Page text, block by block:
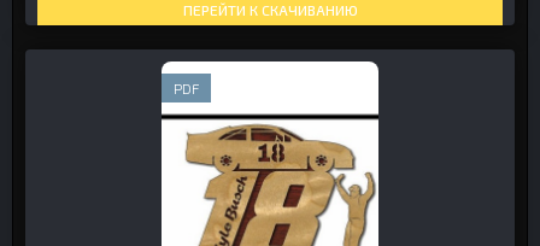
ПЕРЕЙТИ К СКАЧИВАНИЮ
PDF